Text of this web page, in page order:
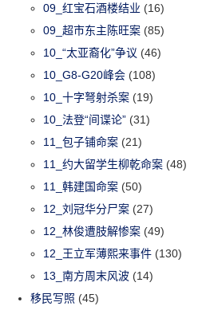
09_红宝石酒楼结业 (16)
09_超市东主陈旺案 (85)
10_“太亚裔化”争议 (46)
10_G8-G20峰会 (108)
10_十字弩射杀案 (19)
10_法登“间谍论” (31)
11_包子铺命案 (21)
11_约大留学生柳乾命案 (48)
11_韩建国命案 (50)
12_刘冠华分尸案 (27)
12_林俊遭肢解惨案 (49)
12_王立军薄熙来事件 (130)
13_南方周末风波 (14)
移民写照 (45)